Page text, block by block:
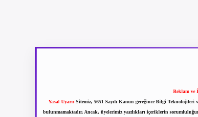
Reklam ve
Yasal Uyarı: Sitemiz, 5651 Sayılı Kanun gereğince Bilgi
bulunmamaktadır. Ancak, üyelerimiz yazdıkları içeriklerin